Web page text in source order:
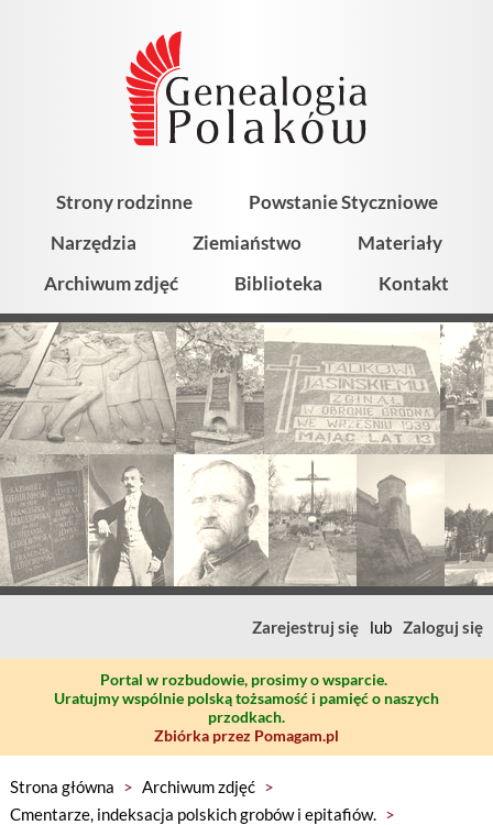
Strony rodzinne
Powstanie Styczniowe
Narzędzia
Ziemiaństwo
Materiały
Archiwum zdjęć
Biblioteka Kontakt
Zarejestruj się lub Zaloguj się
Portal w rozbudowie, prosimy o wsparcie.
Uratujmy wspólnie polską tożsamość i pamięć o naszych
przodkach.
Zbiórka przez Pomagam.pl
Strona główna > Archiwum zdjęć >
Cmentarze, indeksacja polskich grobów i epitafiów. >